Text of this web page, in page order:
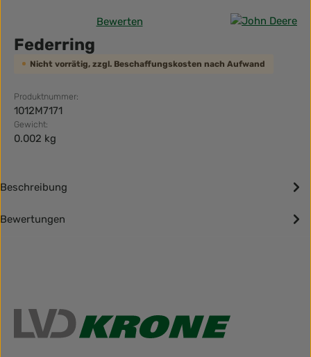
Durchschnittliche Bewertung von 0 von 5 Sternen
Bewerten
Federring
Nicht vorrätig, zzgl. Beschaffungskosten nach Aufwand
Produktnummer:
1012M7171
Gewicht:
0.002 kg
Beschreibung
Bewertungen